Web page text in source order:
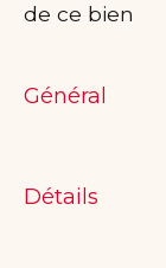
de ce bien
Général
Détails